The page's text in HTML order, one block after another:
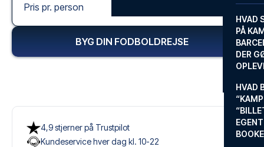
FAQ
HVAD
PÅ
DER
HVAD
4,9 stjerner på Trustpilot
Kundeservice hver dag kl. 10-22
Pris pr. person 1.595 kr.
BYG DIN FODBOLDREJSE